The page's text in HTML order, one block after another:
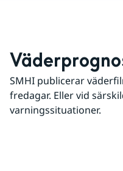
SMHI publicerar
fredagar. Eller vid
varningssituationer.